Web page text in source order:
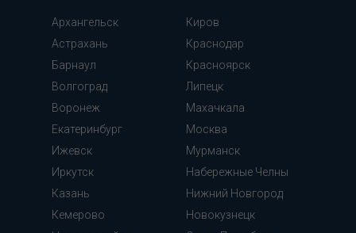
Архангельск
Астрахань
Барнаул
Волгоград
Воронеж
Екатеринбург
Ижевск
Иркутск
Казань
Кемерово
Киров
Краснодар
Красноярск
Липецк
Махачкала
Москва
Мурманск
Набережные Челны
Нижний Новгород
Новокузнецк